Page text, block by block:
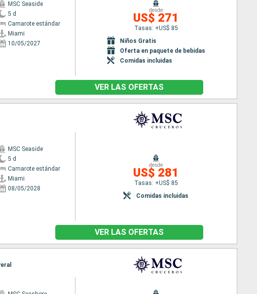
MSC Seaside
5 d
Camarote estándar
Miami
10/05/2027
desde
US$ 271
Tasas: +US$ 85
Niños Gratis
Oferta en paquete de bebidas
Comidas incluidas
VER LAS OFERTAS
MSC Seaside
5 d
Camarote estándar
Miami
08/05/2028
desde
US$ 281
Tasas: +US$ 85
Comidas incluidas
VER LAS OFERTAS